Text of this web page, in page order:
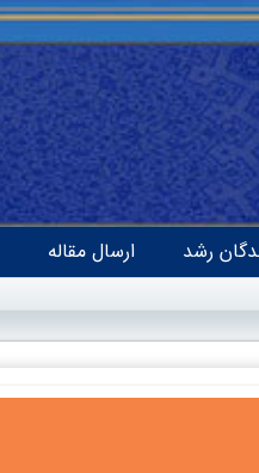
رشد ارسال مقاله